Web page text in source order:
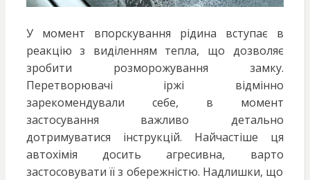
У момент впорскування рідина вступає в
реакцію з виділенням тепла, що дозволяє
зробити розморожування замку.
Перетворювачі іржі відмінно
зарекомендували себе, в момент
застосування важливо детально
дотримуватися інструкцій. Найчастіше ця
автохімія досить агресивна, варто
застосовувати її з обережністю. Надлишки, що